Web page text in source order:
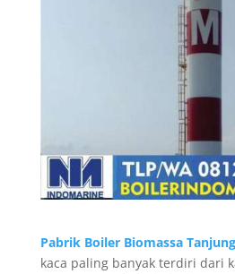
Pabrik Boiler Biomassa
kaca paling banyak terdiri dari